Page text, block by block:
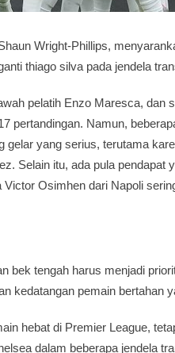
Wright-Phillips,
thiago silva pada jendela
pelatih Enzo Maresca, dan
pertandingan. Namun,
gelar yang serius, terutama
Selain itu, ada pula pendapat
Osimhen dari Napoli
bek tengah harus menjadi
kedatangan pemain bertahan
hebat di Premier League,
dalam beberapa jendela